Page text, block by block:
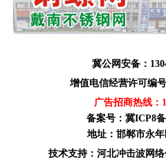
冀公网安备：
增值电信经营许可编
广告招商热线：
备案号：冀ICP8
地址：邯郸市永
技术支持：河北冲击波网